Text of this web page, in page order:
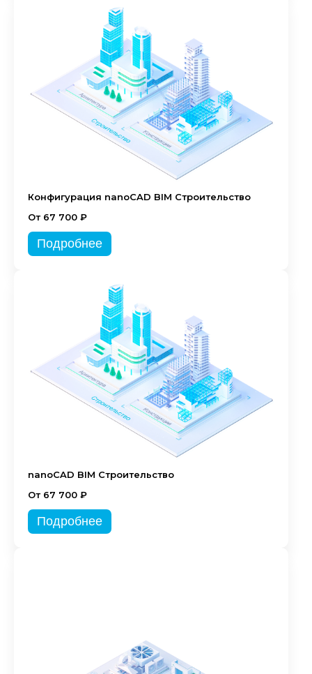
Конфигурация nanoCAD BIM Строительство
От 67 700 ₽
Подробнее
nanoCAD BIM Строительство
От 67 700 ₽
Подробнее